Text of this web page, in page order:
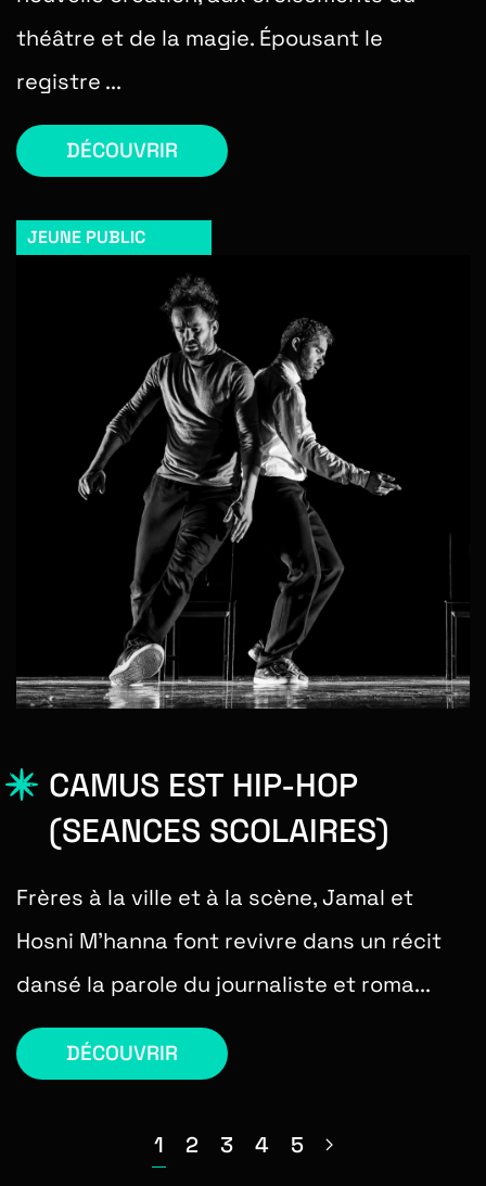
théâtre et de la magie. Épousant le
registre ...
DÉCOUVRIR
JEUNE PUBLIC
CAMUS EST HIP-HOP
(SEANCES SCOLAIRES)
Frères à la ville et à la scène, Jamal et
Hosni M’hanna font revivre dans un récit
dansé la parole du journaliste et roma...
DÉCOUVRIR
1 2 3 4 5